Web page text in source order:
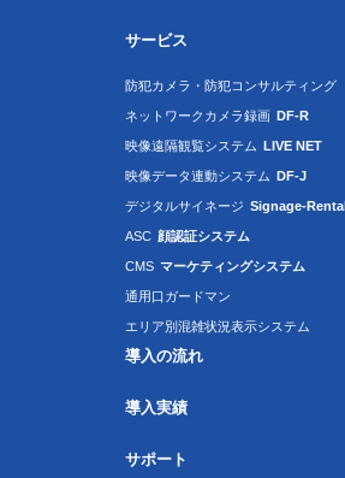
サービス
防犯カメラ・防犯コンサルティング
ネットワークカメラ録画 DF-R
映像遠隔観覧システム LIVE NET
映像データ連動システム DF-J
デジタルサイネージ Signage-Rental
ASC 顔認証システム
CMS マーケティングシステム
通用口ガードマン
エリア別混雑状況表示システム
導入の流れ
導入実績
サポート